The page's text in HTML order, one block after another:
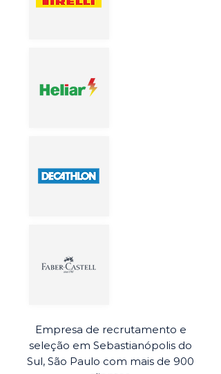
Empresa de recrutamento e
seleção em Sebastianópolis do
Sul, São Paulo com mais de 900